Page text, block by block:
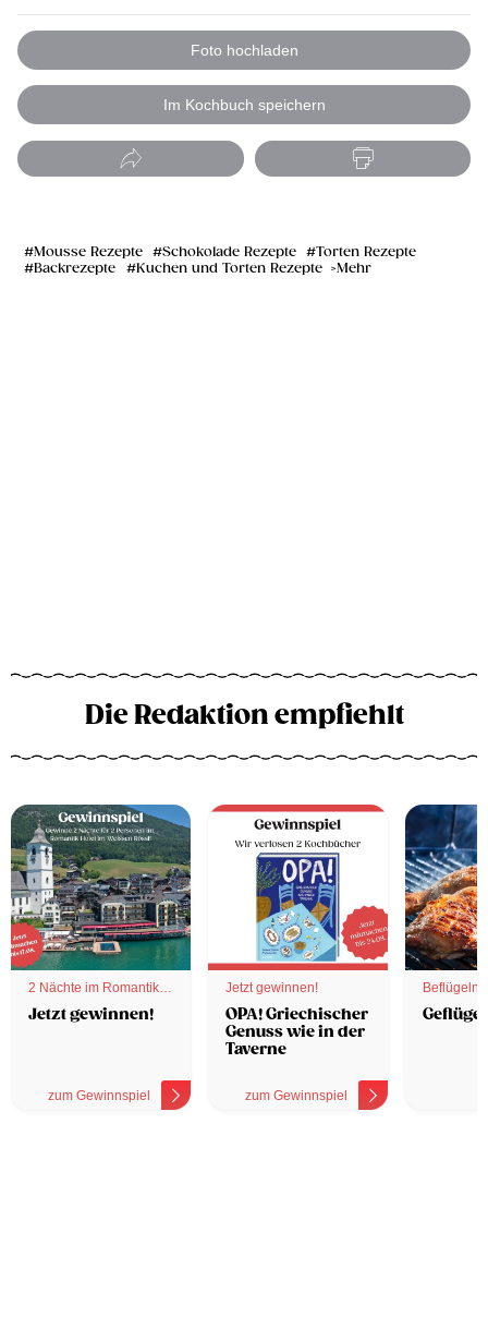
Foto hochladen
Im Kochbuch speichern
Mousse Rezepte Schokolade Rezepte
Torten Rezepte
Backrezepte
Kuchen und Torten Rezepte Mehr
Die Redaktion empfiehlt
2 Nächte im Romantik
Hotel
Jetzt gewinnen!
zum Gewinnspiel
Jetzt gewinnen!
OPA! Griechischer
Genuss wie in der
Taverne
zum Gewinnspiel